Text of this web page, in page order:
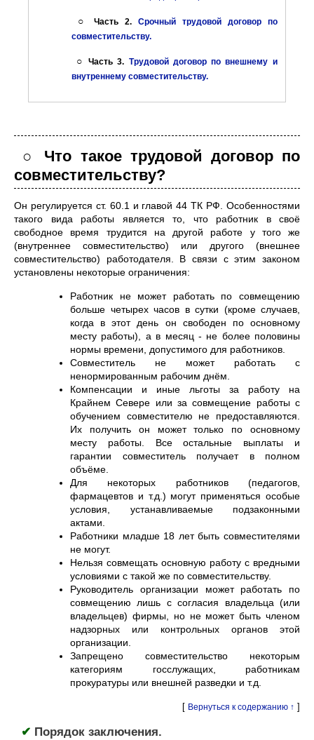
○ Часть 2. Срочный трудовой договор по
совместительству.
○ Часть 3. Трудовой договор по внешнему и
внутреннему совместительству.
○ Что такое трудовой договор по
совместительству?
Он регулируется ст. 60.1 и главой 44 ТК РФ. Особенностями
такого вида работы является то, что работник в своё
свободное время трудится на другой работе у того же
(внутреннее совместительство) или другого (внешнее
совместительство) работодателя. В связи с этим законом
установлены некоторые ограничения:
Работник не может работать по совмещению
больше четырех часов в сутки (кроме случаев,
когда в этот день он свободен по основному
месту работы), а в месяц - не более половины
нормы времени, допустимого для работников.
Совместитель не может работать с
ненормированным рабочим днём.
Компенсации и иные льготы за работу на
Крайнем Севере или за совмещение работы с
обучением совместителю не предоставляются.
Их получить он может только по основному
месту работы. Все остальные выплаты и
гарантии совместитель получает в полном
объёме.
Для некоторых работников (педагогов,
фармацевтов и т.д.) могут применяться особые
условия, устанавливаемые подзаконными
актами.
Работники младше 18 лет быть совместителями
не могут.
Нельзя совмещать основную работу с вредными
условиями с такой же по совместительству.
Руководитель организации может работать по
совмещению лишь с согласия владельца (или
владельцев) фирмы, но не может быть членом
надзорных или контрольных органов этой
организации.
Запрещено совместительство некоторым
категориям госслужащих, работникам
прокуратуры или внешней разведки и т.д.
[ Вернуться к содержанию ↑ ]
✔ Порядок заключения.